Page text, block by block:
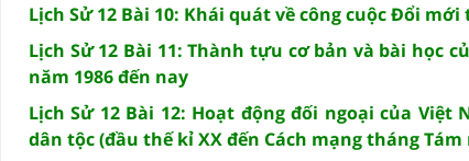
Lịch Sử 12 Bài 10: Khái quát về công cuộc Đổi
Lịch Sử 12 Bài 11: Thành tựu cơ bản và bài học
năm 1986 đến nay
Lịch Sử 12 Bài 12: Hoạt động đối ngoại của
dân tộc (đầu thế kỉ XX đến Cách mạng tháng Tám